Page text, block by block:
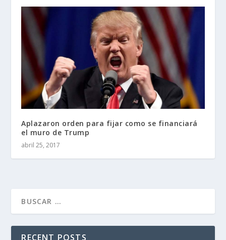
Aplazaron orden para fijar como se financiará
el muro de Trump
abril 25, 2017
RECENT POSTS